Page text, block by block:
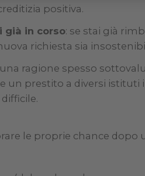
positiva.
già in corso: se stai già
richiesta sia
una ragione spesso
un prestito a diversi
le proprie chance